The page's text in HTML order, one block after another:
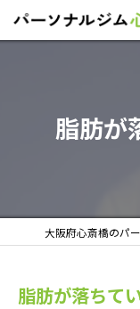
脂肪が
脂肪が落ちて